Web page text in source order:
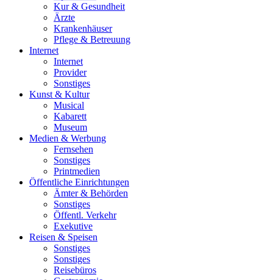
Kur & Gesundheit
Ärzte
Krankenhäuser
Pflege & Betreuung
Internet
Internet
Provider
Sonstiges
Kunst & Kultur
Musical
Kabarett
Museum
Medien & Werbung
Fernsehen
Sonstiges
Printmedien
Öffentliche Einrichtungen
Ämter & Behörden
Sonstiges
Öffentl. Verkehr
Exekutive
Reisen & Speisen
Sonstiges
Sonstiges
Reisebüros